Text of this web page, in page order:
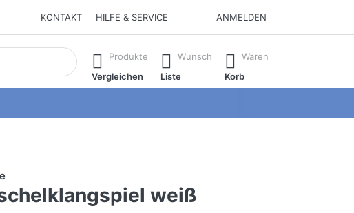
KONTAKT HILFE & SERVICE ANMELDEN
automatisch erste Ergebnisse. Drücken Sie die Eingabetaste, um alle
Produkte
Vergleichen
Wunsch
Liste
Waren
Korb
weiß